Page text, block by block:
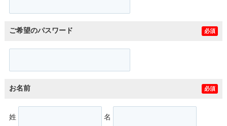
ご希望のパスワード 必須
お名前 必須
姓 名